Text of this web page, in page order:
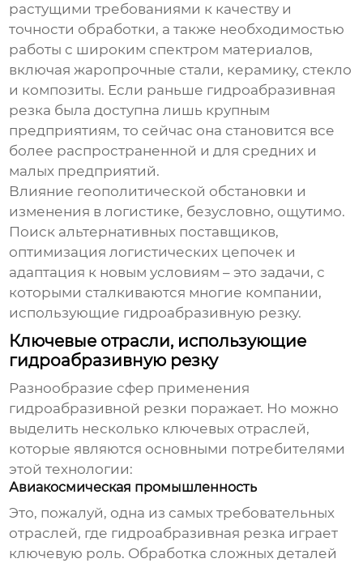
растущими требованиями к качеству и
точности обработки, а также необходимостью
работы с широким спектром материалов,
включая жаропрочные стали, керамику, стекло
и композиты. Если раньше гидроабразивная
резка была доступна лишь крупным
предприятиям, то сейчас она становится все
более распространенной и для средних и
малых предприятий.
Влияние геополитической обстановки и
изменения в логистике, безусловно, ощутимо.
Поиск альтернативных поставщиков,
оптимизация логистических цепочек и
адаптация к новым условиям – это задачи, с
которыми сталкиваются многие компании,
использующие гидроабразивную резку.
Ключевые отрасли, использующие
гидроабразивную резку
Разнообразие сфер применения
гидроабразивной резки поражает. Но можно
выделить несколько ключевых отраслей,
которые являются основными потребителями
этой технологии:
Авиакосмическая промышленность
Это, пожалуй, одна из самых требовательных
отраслей, где гидроабразивная резка играет
ключевую роль. Обработка сложных деталей